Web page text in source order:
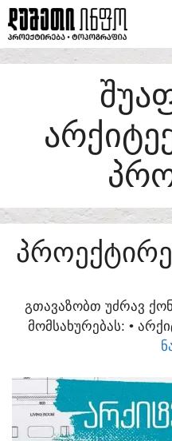
SKIP
TO
CONTENT
ᲒᲗᲐᲕᲐᲖᲝᲑᲗ ᲣᲫᲠᲐᲕ
ᲛᲝᲛᲡᲐᲮᲣᲠᲔᲑᲐᲡ:​ •